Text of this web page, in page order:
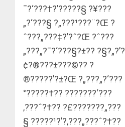
¯?‘???†?’?????§ ?¥???
„?‘???§ ?„???¹???¨?Œ ?
ˆ???„???‡?’?ˆ?Œ ?ˆ???
„???„?¯?‘???§?±?? ?§?„?’?
¢?®???±???©?? ?
®?????’?±?Œ ?„???„?‘???
°?????†?? ???????‘???
‚???ˆ?†?? ?£???????„???
§ ?????¹?’?‚???„???ˆ?†??